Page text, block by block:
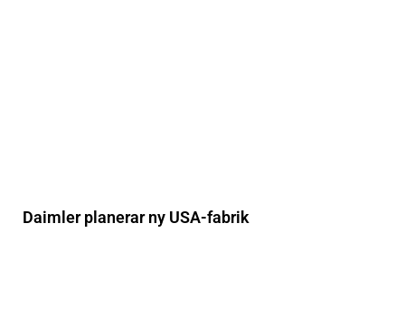
Daimler planerar ny USA-fabrik